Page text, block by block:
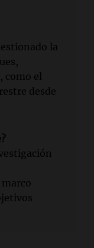
la
como el
desde